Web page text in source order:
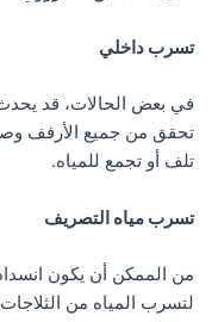
تسرب داخلي
في بعض الحالات، قد
تحقق من جميع الأرفف
تلف أو تجمع للمياه.
تسرب مياه التصريف
من الممكن أن يكون
لتسرب المياه من